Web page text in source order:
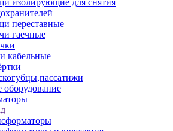
изолирующие для снятия
переставные
гаечные
кабельные
оборудование